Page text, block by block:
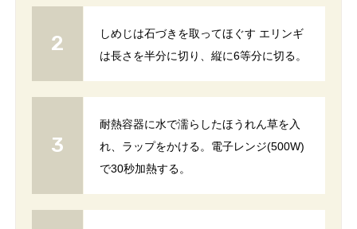
しめじは石づきを取ってほぐす エリンギ
は長さを半分に切り、縦に6等分に切る。
耐熱容器に水で濡らしたほうれん草を入
れ、ラップをかける。電子レンジ(500W)
で30秒加熱する。